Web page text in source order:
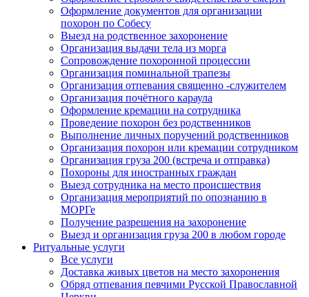
Оформление документов для организации
похорон по Собесу
Выезд на родственное захоронение
Организация выдачи тела из морга
Сопровождение похоронной процессии
Организация поминальной трапезы
Организация отпевания священно -служителем
Организация почётного караула
Оформление кремации на сотрудника
Проведение похорон без родственников
Выполнение личных поручений родственников
Организация похорон или кремации сотрудником
Организация груза 200 (встреча и отправка)
Похороны для иностранных граждан
Выезд сотрудника на место происшествия
Организация мероприятий по опознанию в
МОРГе
Получение разрешения на захоронение
Выезд и организация груза 200 в любом городе
Ритуальные услуги
Все услуги
Доставка живых цветов на место захоронения
Обряд отпевания певчими Русской Православной